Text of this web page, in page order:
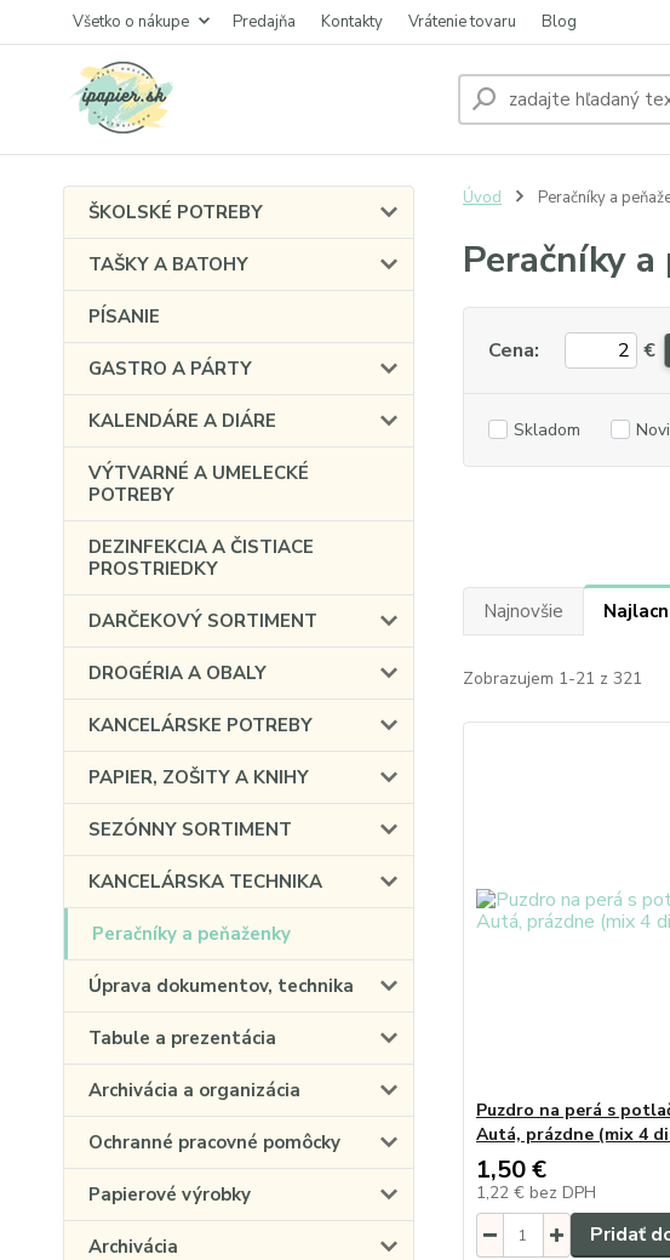
Všetko o nákupe Predajňa Kontakty Vrátenie tovaru Blog
ŠKOLSKÉ POTREBY
TAŠKY A BATOHY
PÍSANIE
GASTRO A PÁRTY
KALENDÁRE A DIÁRE
VÝTVARNÉ A UMELECKÉ
POTREBY
DEZINFEKCIA A ČISTIACE
PROSTRIEDKY
DARČEKOVÝ SORTIMENT
DROGÉRIA A OBALY
KANCELÁRSKE POTREBY
PAPIER, ZOŠITY A KNIHY
SEZÓNNY SORTIMENT
KANCELÁRSKA TECHNIKA
Peračníky a peňaženky
Úprava dokumentov, technika
Tabule a prezentácia
Archivácia a organizácia
Ochranné pracovné pomôcky
Papierové výrobky
Archivácia
Úvod Peračníky a
Peračníky a
Cena: €
Skladom
Najnovšie
Zobrazujem 1-21 z 321
Puzdro na perá s
Autá, prázdne (mix 4
1,50 €
1,22 € bez DPH
Pridať